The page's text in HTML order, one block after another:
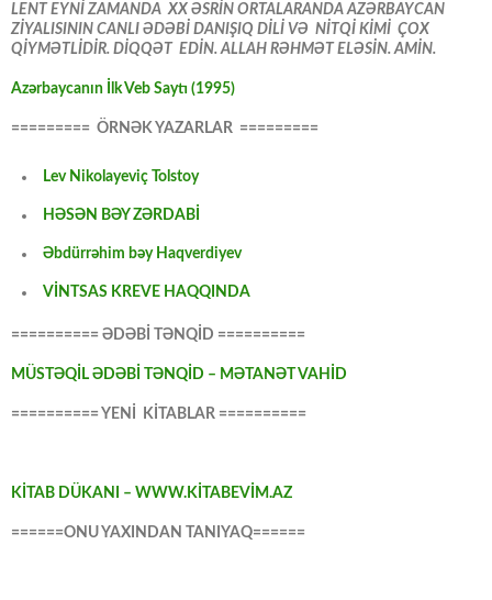
LENT EYNİ ZAMANDA XX ƏSRİN ORTALARANDA AZƏRBAYCAN
ZİYALISININ CANLI ƏDƏBİ DANIŞIQ DİLİ VƏ NİTQİ KİMİ ÇOX
QİYMƏTLİDİR. DİQQƏT EDİN. ALLAH RƏHMƏT ELƏSİN. AMİN.
Azərbaycanın İlk Veb Saytı (1995)
========= ÖRNƏK YAZARLAR =========
Lev Nikolayeviç Tolstoy
HƏSƏN BƏY ZƏRDABİ
Əbdürrəhim bəy Haqverdiyev
VİNTSAS KREVE HAQQINDA
========== ƏDƏBİ TƏNQİD ==========
MÜSTƏQİL ƏDƏBİ TƏNQİD – MƏTANƏT VAHİD
========== YENİ KİTABLAR ==========
KİTAB DÜKANI – WWW.KİTABEVİM.AZ
======ONU YAXINDAN TANIYAQ======